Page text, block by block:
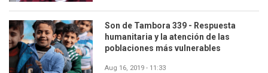
Son de Tambora 339 - Respuesta
humanitaria y la atención de las
poblaciones más vulnerables
Aug 16, 2019 - 11:33